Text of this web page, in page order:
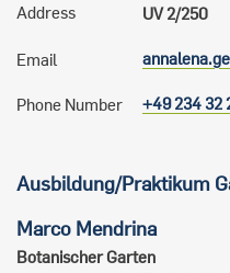
Address
UV 2/250
Email
Phone Number +49 234 32
Ausbildung/Praktikum
Marco Mendrina
Botanischer Garten